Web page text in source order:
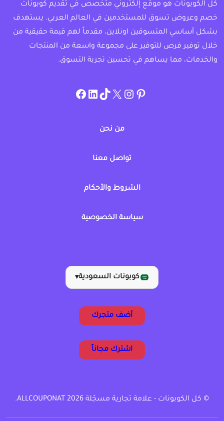
كل الكوبونات هو موقع إلكتروني متخصص في تقديم كوبونات
خصم وعروض تسوق للمستخدمين في العالم العربي. يستهدف
بشكل أساسي المتسوقين اونلاين، مقدماً لهم قيمة حقيقية من
خلال توفير فرص للتوفير على مجموعة واسعة من المنتجات
والخدمات، مما يساهم في تحسين تجربة التسوق.
pinterest
allcouponat
twitter
TikTok
linkedin
facebook
من نحن
تواصل معنا
الشروط والأحكام
سياسة الخصوصية
كوبونات السعودية▾
أضف متجرك
اشترك مجاناً
© كل الكوبونات - علامة تجارية مسجّلة ALLCOUPONAT 2026.